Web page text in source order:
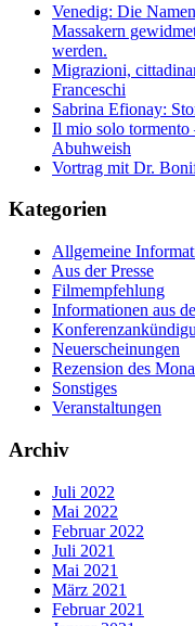
Venedig: Die
Massakern
werden.
Migrazioni,
Franceschi
Sabrina Efionay:
Il mio solo
Abuhweish
Vortrag mit Dr.
Kategorien
Allgemeine
Aus der Presse
Filmempfehlung
Informationen aus
Neuerscheinungen
Rezension des
Sonstiges
Veranstaltungen
Archiv
Juli 2022
Mai 2022
Februar 2022
Juli 2021
Mai 2021
März 2021
Februar 2021